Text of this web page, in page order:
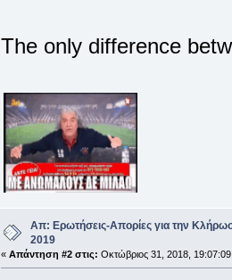
The only difference
Απ: Ερωτήσεις-Απορίες για την
2019
«Απάντηση #2 στις: Οκτώβριος 31, 2018,